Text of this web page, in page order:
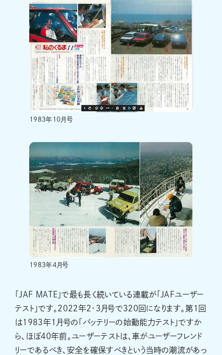
1983年10月号
1983年4月号
「JAF MATE」で最も長く続いている連載が「JAFユーザー
テスト」です。2022年2・3月号で320回になります。第1回
は1983年1月号の「バッテリーの始動能力テスト」ですか
ら、ほぼ40年前。ユーザーテストは、車がユーザーフレンド
リーであるべき、安全を確保すべきという当時の潮流があっ